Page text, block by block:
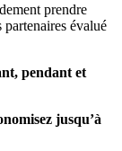
prendre
évalué
pendant et
jusqu’à